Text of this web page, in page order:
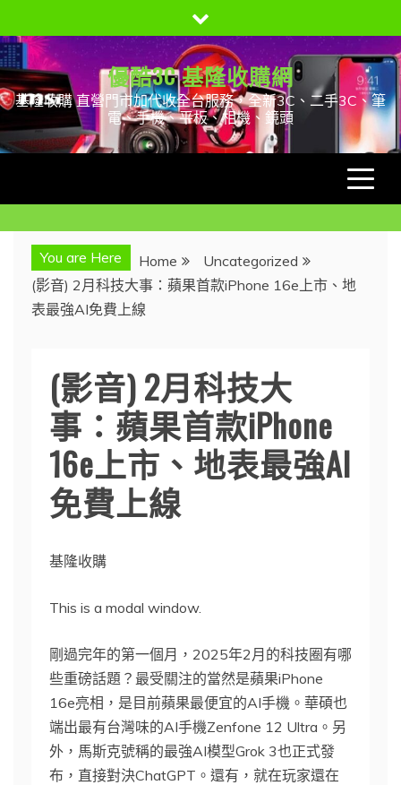
to
content
優酷3C 基隆收購網
基隆收購 直營門市加代收全台服務，全新3C、二手3C、筆
電、手機、平板、相機、鏡頭
You are Here Home
Uncategorized
(影音) 2月科技大事：蘋果首款iPhone 16e上市、地
表最強AI免費上線
(影音) 2月科技大
事：蘋果首款iPhone
16e上市、地表最強AI
免費上線
基隆收購
This is a modal window.
剛過完年的第一個月，2025年2月的科技圈有哪
些重磅話題？最受關注的當然是蘋果iPhone
16e亮相，是目前蘋果最便宜的AI手機。華碩也
端出最有台灣味的AI手機Zenfone 12 Ultra。另
外，馬斯克號稱的最強AI模型Grok 3也正式發
布，直接對決ChatGPT。還有，就在玩家還在